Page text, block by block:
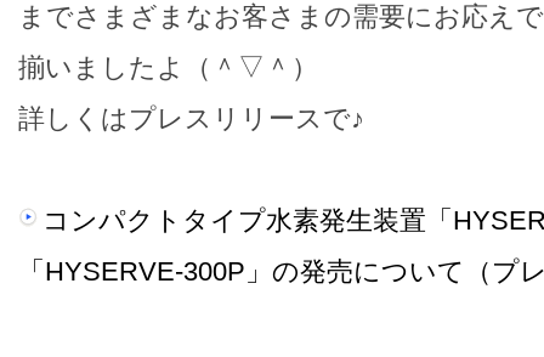
までさまざまなお客さまの需要にお応え
揃いましたよ（＾▽＾）
詳しくはプレスリリースで♪
コンパクトタイプ水素発生装置「
「HYSERVE-300P」の発売について（プ